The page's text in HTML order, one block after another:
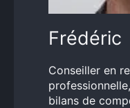
Frédéric
Conseiller en
bilans de